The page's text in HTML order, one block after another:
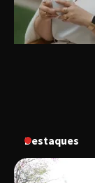
Destaques